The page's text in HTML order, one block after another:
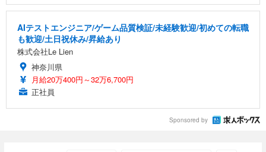
AIテストエンジニア/ゲーム品質検証/未経験歓迎/初めての転職
も歓迎/土日祝休み/昇給あり
株式会社Le Lien
神奈川県
月給20万400円～32万6,700円
正社員
Sponsored by